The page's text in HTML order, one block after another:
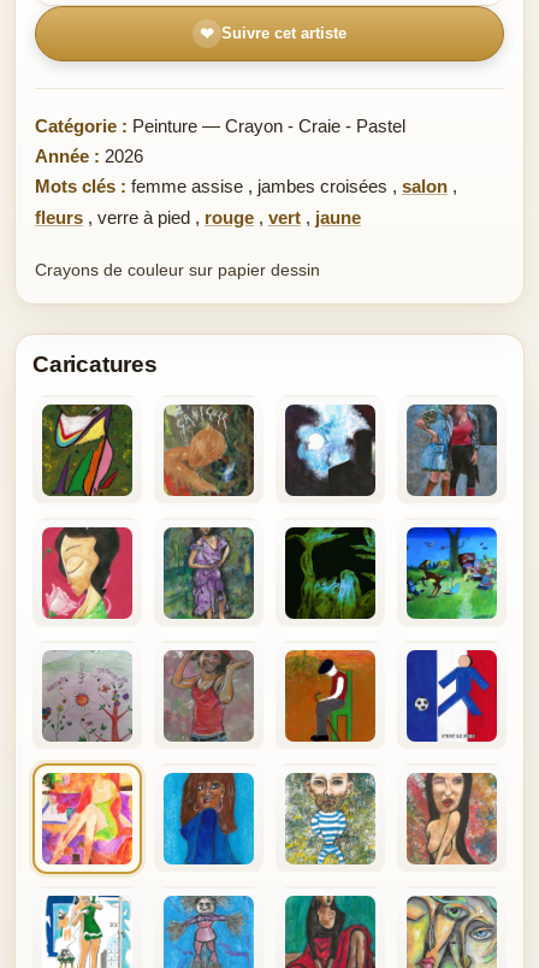
❤ Suivre cet artiste
Catégorie : Peinture — Crayon - Craie - Pastel
Année : 2026
Mots clés : femme assise , jambes croisées , salon ,
fleurs , verre à pied , rouge , vert , jaune
Crayons de couleur sur papier dessin
Caricatures